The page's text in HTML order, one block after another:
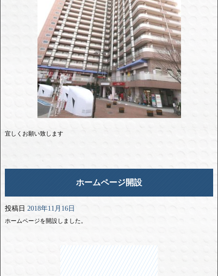
宜しくお願い致します
ホームページ開設
投稿日 2018年11月16日
ホームページを開設しました。